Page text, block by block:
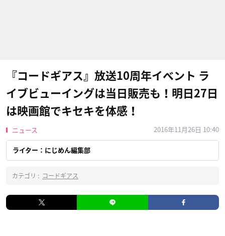
『コードギアス​』放送10周年​イベント ラ
イブビューイングは当日販売も！明日27日
は映画館でキセキを体感！
ニュース 2016年11月26日 10:40
ライター：にじめん編集部
カテゴリ : コードギアス